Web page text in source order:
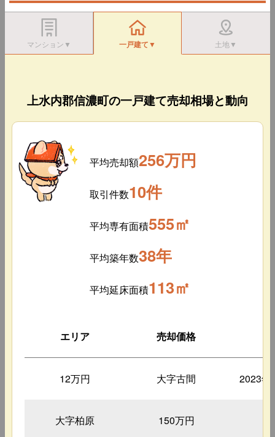
マンション▼ 一戸建て▼ 土地▼
上水内郡信濃町の一戸建て売却相場と動向
平均売却額256万円
取引件数10件
平均専有面積555㎡
平均築年数38年
平均延床面積113㎡
エリア 売却価格
12万円 大字古間 2023年
大字柏原 150万円